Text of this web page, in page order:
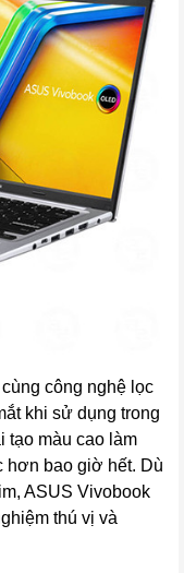
công nghệ lọc
khi sử dụng trong
tạo màu cao làm
hơn bao giờ hết. Dù
ASUS Vivobook
thú vị và